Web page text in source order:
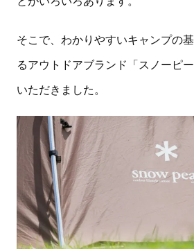
そこで、わかりやすいキャンプの
るアウトドアブランド「スノーピ
いただきました。